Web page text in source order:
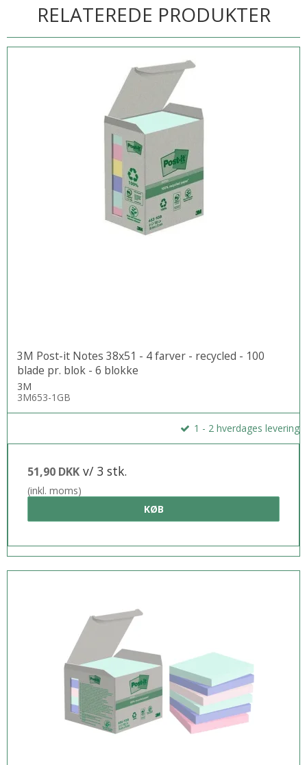
RELATEREDE PRODUKTER
3M Post-it Notes 38x51 - 4 farver - recycled - 100
blade pr. blok - 6 blokke
3M
3M653-1GB
1 - 2 hverdages levering
51,90 DKK v/ 3 stk.
(inkl. moms)
KØB